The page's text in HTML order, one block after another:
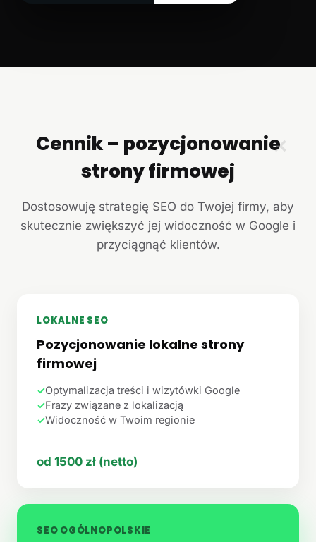
✕
Cennik – pozycjonowanie
strony firmowej
Dostosowuję strategię SEO do Twojej firmy, aby
skutecznie zwiększyć jej widoczność w Google i
przyciągnąć klientów.
LOKALNE SEO
Pozycjonowanie lokalne strony
firmowej
✓Optymalizacja treści i wizytówki Google
✓Frazy związane z lokalizacją
✓Widoczność w Twoim regionie
od 1500 zł (netto)
SEO OGÓLNOPOLSKIE